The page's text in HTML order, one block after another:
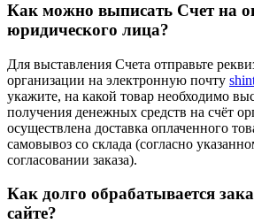
Как можно выписать Счет на
юридического лица?
Для выставления Счета отправьте
организации на электронную почту
укажите, на какой товар необходимо
получения денежных средств на счёт
осуществлена доставка оплаченного
самовывоз со склада (согласно
согласовании заказа).
Как долго обрабатывается
сайте?